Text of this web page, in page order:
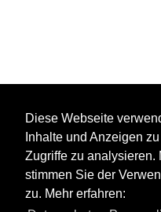
Diese Webseite
Inhalte und Anzeigen
Zugriffe zu analysieren.
stimmen Sie der
zu. Mehr erfahren: